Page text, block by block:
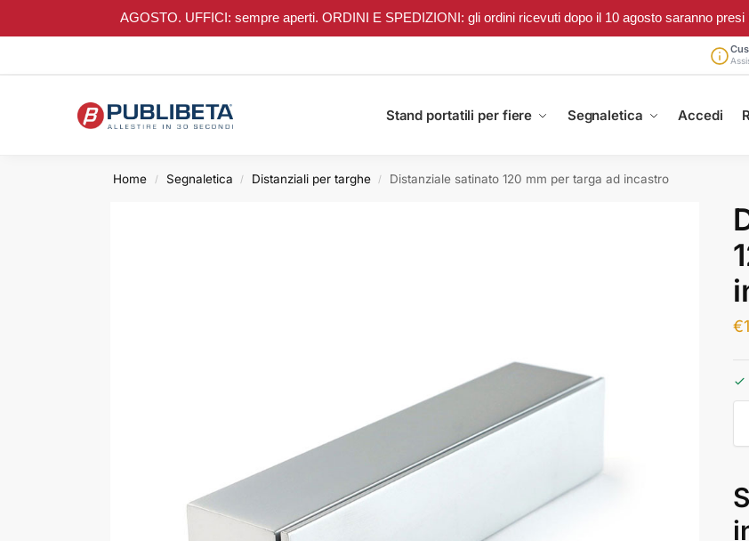
AGOSTO. UFFICI: sempre aperti. ORDINI E SPEDIZIONI: gli ordini ricevuti dopo il 10 agosto saranno
Stand portatili per fiere Segnaletica Accedi
Home / Segnaletica / Distanziali per targhe / Distanziale satinato 120 mm per targa ad incastro
€